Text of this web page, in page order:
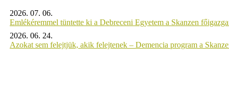
2026. 07. 06.
Emlékéremmel tüntette ki a Debreceni Egyetem a Skanzen
2026. 06. 24.
Azokat sem felejtjük, akik felejtenek – Demencia program a